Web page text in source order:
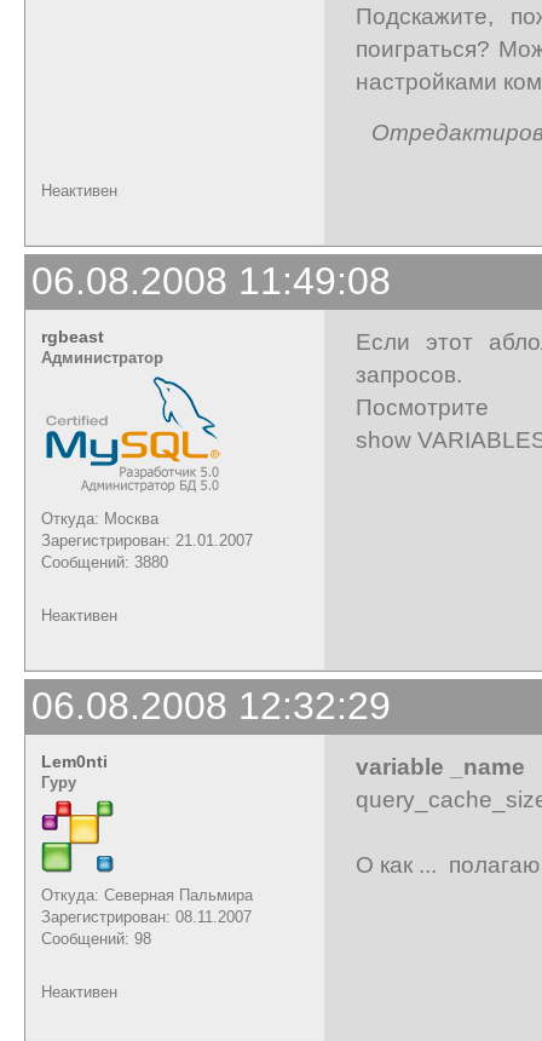
Подскажите,
поиграться?
настройками
Неактивен
06.08.2008 11:49:08
rgbeast
Администратор
Откуда: Москва
Зарегистрирован: 21.01.2007
Сообщений: 3880
Если этот
запросов.
Посмотрите
show
Неактивен
06.08.2008 12:32:29
Lem0nti
Гуру
Откуда: Северная Пальмира
Зарегистрирован: 08.11.2007
Сообщений: 98
variable
О как ...
Неактивен